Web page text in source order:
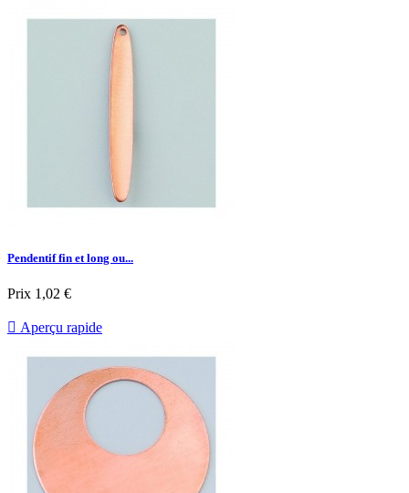
Pendentif fin et long ou...
Prix 1,02 €
 Aperçu rapide